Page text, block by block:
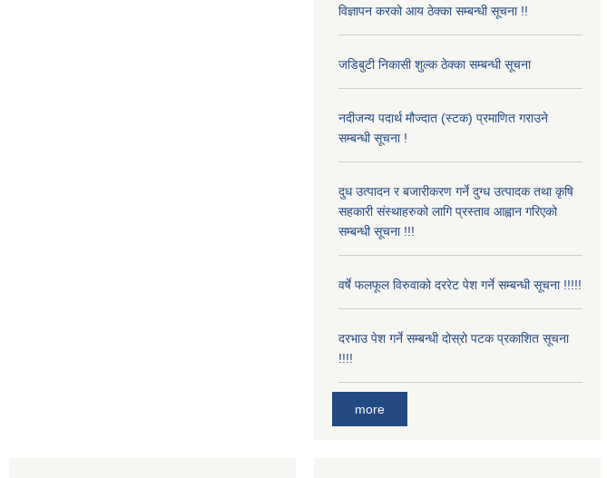
विज्ञापन करको आय ठेक्का सम्बन्धी सूचना !!
जडिबुटी निकासी शुल्क ठेक्का सम्बन्धी सूचना
नदीजन्य पदार्थ मौज्दात (स्टक) प्रमाणित गराउने
सम्बन्धी सूचना !
दुध उत्पादन र बजारीकरण गर्ने दुग्ध उत्पादक तथा कृषि
सहकारी संस्थाहरुको लागि प्रस्ताव आह्वान गरिएको
सम्बन्धी सूचना !!!
वर्षे फलफूल विरुवाको दररेट पेश गर्ने सम्बन्धी सूचना !!!!!
दरभाउ पेश गर्ने सम्बन्धी दोस्रो पटक प्रकाशित सूचना
!!!!
more